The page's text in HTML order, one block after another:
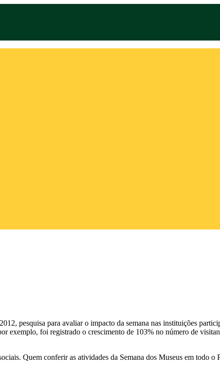
pesquisa para avaliar o impacto da semana nas instituições
exemplo, foi registrado o crescimento de 103% no número de
Quem conferir as atividades da Semana dos Museus em todo